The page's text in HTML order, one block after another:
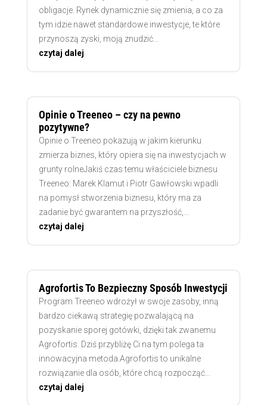
obligacje. Rynek dynamicznie się zmienia, a co za
tym idzie nawet standardowe inwestycje, te które
przynoszą zyski, moją znudzić...
czytaj dalej
Opinie o Treeneo – czy na pewno
pozytywne?
Opinie o Treeneo pokazują w jakim kierunku
zmierza biznes, który opiera się na inwestycjach w
grunty rolneJakiś czas temu właściciele biznesu
Treeneo: Marek Klamut i Piotr Gawłowski wpadli
na pomysł stworzenia biznesu, który ma za
zadanie być gwarantem na przyszłość,...
czytaj dalej
Agrofortis To Bezpieczny Sposób Inwestycji
Program Treeneo wdrożył w swoje zasoby, inną
bardzo ciekawą strategię pozwalającą na
pozyskanie sporej gotówki, dzięki tak zwanemu
Agrofortis. Dziś przybliżę Ci na tym polega ta
innowacyjna metoda.Agrofortis to unikalne
rozwiązanie dla osób, które chcą rozpocząć...
czytaj dalej